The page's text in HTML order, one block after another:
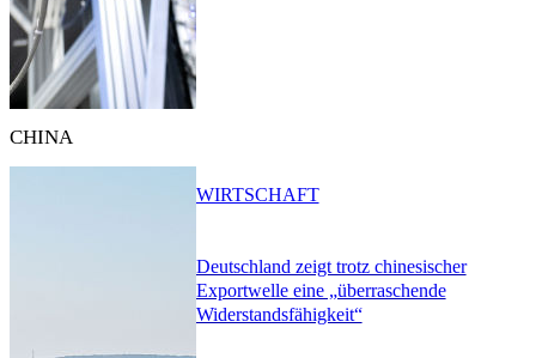
CHINA
Deutschland zeigt trotz chinesischer
Exportwelle eine „überraschende
Widerstandsfähigkeit“
WIRTSCHAFT